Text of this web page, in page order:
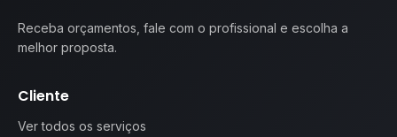
Receba orçamentos, fale com o profissional e escolha a
melhor proposta.
Cliente
Ver todos os serviços